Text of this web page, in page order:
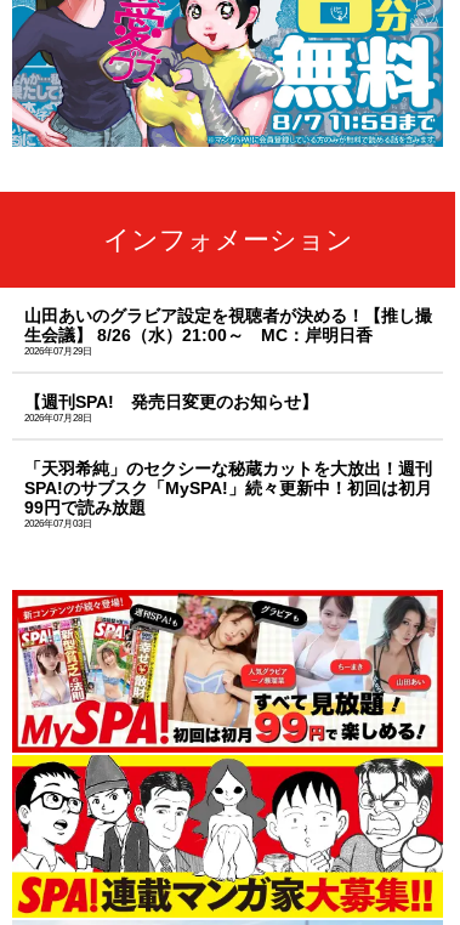
インフォメーション
山田あいのグラビア設定を視聴者が決める！【推し撮
生会議】 8/26（水）21:00～ MC：岸明日香
2026年07月29日
【週刊SPA! 発売日変更のお知らせ】
2026年07月28日
「天羽希純」のセクシーな秘蔵カットを大放出！週刊
SPA!のサブスク「MySPA!」続々更新中！初回は初月
99円で読み放題
2026年07月03日